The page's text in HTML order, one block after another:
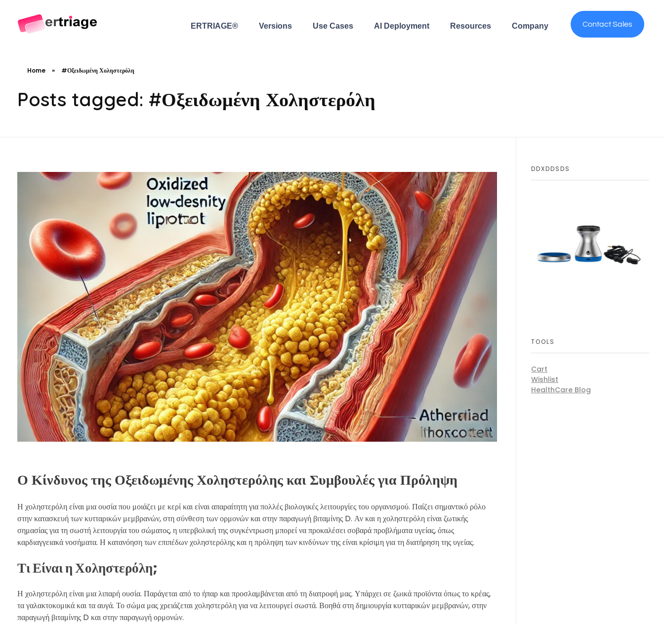
ERTRIAGE® Versions Use Cases AI Deployment Resources Company Contact Sales
Home » #Οξειδωμένη Χοληστερόλη
Posts tagged: #Οξειδωμένη Χοληστερόλη
Ο Κίνδυνος της Οξειδωμένης Χοληστερόλης και Συμβουλές για Πρόληψη
Η χοληστερόλη είναι μια ουσία που μοιάζει με κερί και είναι απαραίτητη για πολλές βιολογικές λειτουργίες του οργανισμού. Παίζει σημαντικό ρόλο
στην κατασκευή των κυτταρικών μεμβρανών, στη σύνθεση των ορμονών και στην παραγωγή βιταμίνης D. Αν και η χοληστερόλη είναι ζωτικής
σημασίας για τη σωστή λειτουργία του σώματος, η υπερβολική της συγκέντρωση μπορεί να προκαλέσει σοβαρά προβλήματα υγείας, όπως
καρδιαγγειακά νοσήματα. Η κατανόηση των επιπέδων χοληστερόλης και η πρόληψη των κινδύνων της είναι κρίσιμη για τη διατήρηση της υγείας.
Τι Είναι η Χοληστερόλη;
Η χοληστερόλη είναι μια λιπαρή ουσία. Παράγεται από το ήπαρ και προσλαμβάνεται από τη διατροφή μας. Υπάρχει σε ζωικά προϊόντα όπως το κρέας,
τα γαλακτοκομικά και τα αυγά. Το σώμα μας χρειάζεται χοληστερόλη για να λειτουργεί σωστά. Βοηθά στη δημιουργία κυτταρικών μεμβρανών, στην
παραγωγή βιταμίνης D και στην παραγωγή ορμονών.
DDXDDSDS
TOOLS
Cart
Wishlist
HealthCare Blog